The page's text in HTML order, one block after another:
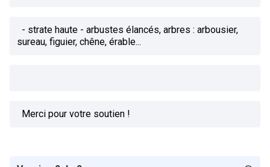
- strate haute - arbustes élancés, arbres : arbousier,
sureau, figuier, chêne, érable...
Merci pour votre soutien !